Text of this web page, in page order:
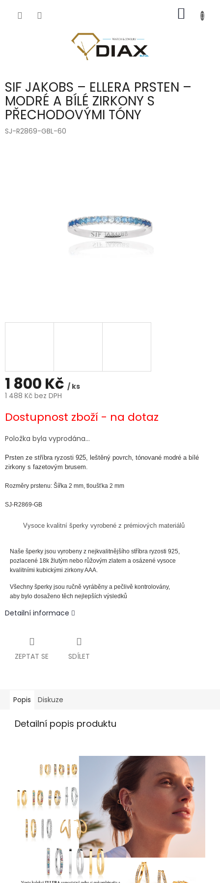
KOŠÍK
SIF JAKOBS – ELLERA PRSTEN –
MODRÉ A BÍLÉ ZIRKONY S
PŘECHODOVÝMI TÓNY
SJ-R2869-GBL-60
1 800 Kč / ks
1 488 Kč bez DPH
cena:
Dostupnost zboží - na dotaz
Položka byla vyprodána…
Prsten ze stříbra ryzosti 925, leštěný povrch, tónované modré a bílé
zirkony s fazetovým brusem.
Rozměry prstenu: Šířka 2 mm, tloušťka 2 mm
SJ-R2869-GB
Vysoce kvalitní šperky vyrobené z prémiových materiálů
Naše šperky jsou vyrobeny z nejkvalitnějšího stříbra ryzosti 925,
pozlacené 18k žlutým nebo růžovým zlatem a osázené vysoce
kvalitními kubickými zirkony AAA.
Všechny šperky jsou ručně vyráběny a pečlivě kontrolovány,
aby bylo dosaženo těch nejlepších výsledků
Detailní informace
ZEPTAT SE SDÍLET
Popis Diskuze
Detailní popis produktu